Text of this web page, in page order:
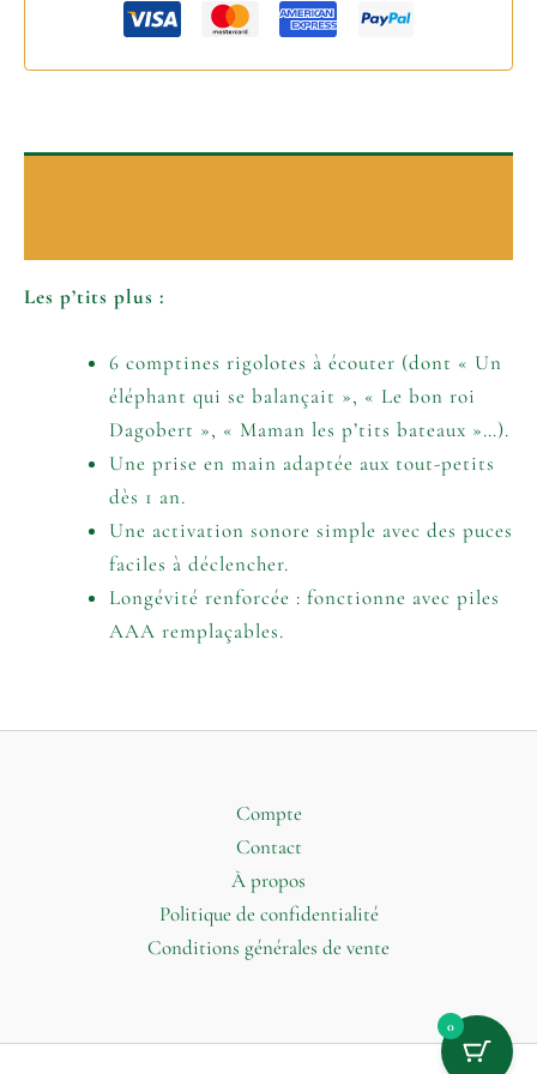
Les p’tits plus :
6 comptines rigolotes à écouter (dont « Un
éléphant qui se balançait », « Le bon roi
Dagobert », « Maman les p’tits bateaux »…).
Une prise en main adaptée aux tout-petits
dès 1 an.
Une activation sonore simple avec des puces
faciles à déclencher.
Longévité renforcée : fonctionne avec piles
AAA remplaçables.
Compte
Contact
À propos
Politique de confidentialité
Conditions générales de vente
0